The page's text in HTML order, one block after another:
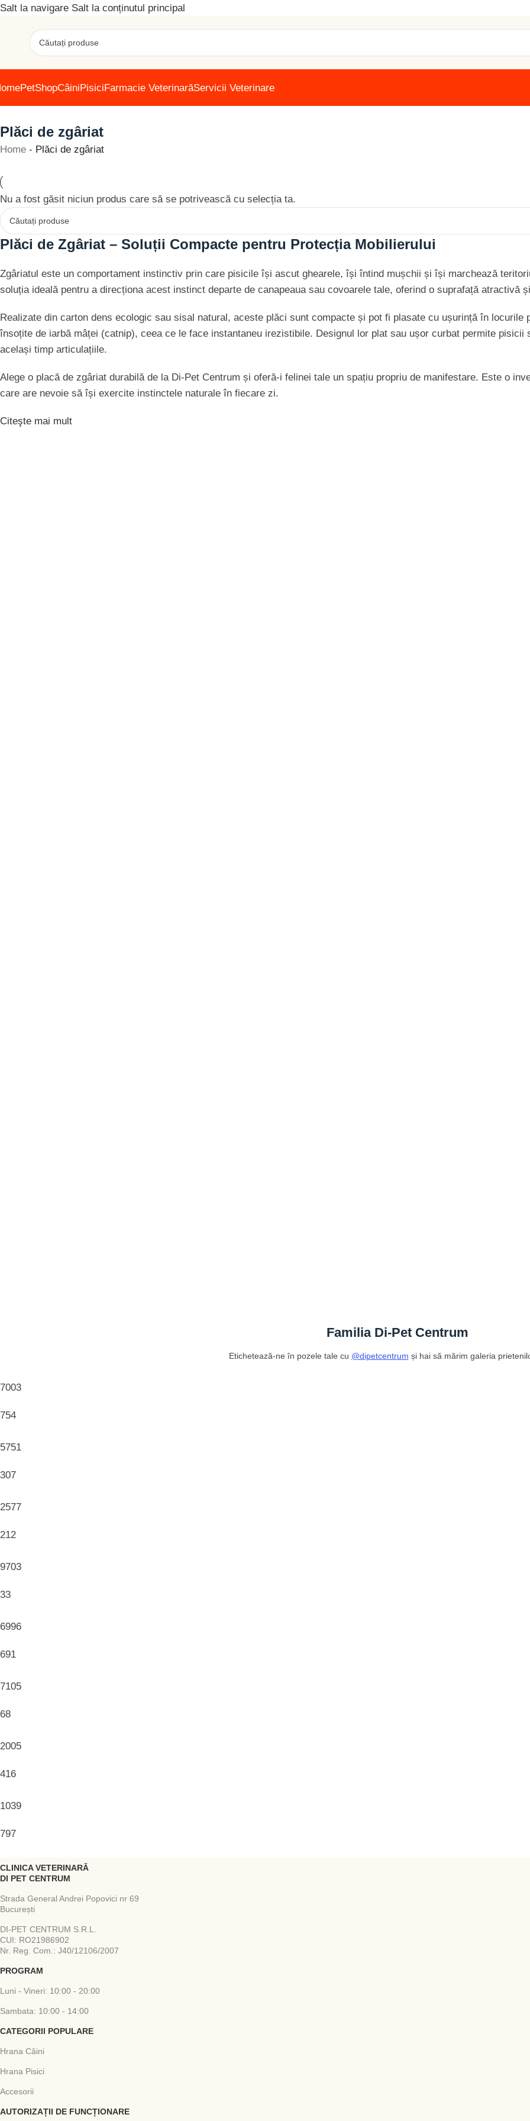
Salt la navigare Salt la conținutul principal
PetShopCâiniPisiciFarmacie VeterinarăServicii Veterinare
Plăci de zgâriat
Home - Plăci de zgâriat
Nu a fost găsit niciun produs care să se potrivească cu selecția ta.
Plăci de Zgâriat – Soluții Compacte pentru Protecția Mobilierului
Zgâriatul este un comportament instinctiv prin care pisicile își ascut ghearele, își întind mușchii și își marchează
soluția ideală pentru a direcționa acest instinct departe de canapeaua sau covoarele tale, oferind o suprafață atractivă
Realizate din carton dens ecologic sau sisal natural, aceste plăci sunt compacte și pot fi plasate cu ușurință în
însoțite de iarbă mâței (catnip), ceea ce le face instantaneu irezistibile. Designul lor plat sau ușor curbat permite
același timp articulațiile.
Alege o placă de zgâriat durabilă de la Di-Pet Centrum și oferă-i felinei tale un spațiu propriu de manifestare. Este o
care are nevoie să își exercite instinctele naturale în fiecare zi.
Citeşte mai mult
Familia Di-Pet Centrum
Etichetează-ne în pozele tale cu @dipetcentrum și hai să mărim galeria
7003
754
5751
307
2577
212
9703
33
6996
691
7105
68
2005
416
1039
797
CLINICA VETERINARĂ
DI PET CENTRUM
Strada General Andrei Popovici nr 69
București
DI-PET CENTRUM S.R.L.
CUI: RO21986902
Nr. Reg. Com.: J40/12106/2007
PROGRAM
Luni - Vineri: 10:00 - 20:00
Sambata: 10:00 - 14:00
CATEGORII POPULARE
Hrana Câini
Hrana Pisici
Accesorii
AUTORIZAȚII DE FUNCȚIONARE